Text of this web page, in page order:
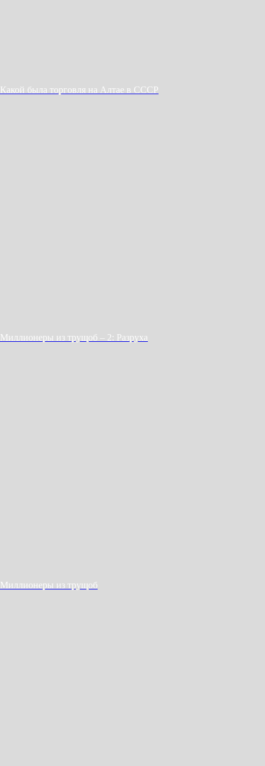
Какой была торговля на Алтае в CCCР
Миллионеры из трущоб – 2: Разруха
Миллионеры из трущоб